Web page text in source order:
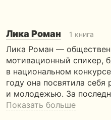
Лика Роман 1 книга
Лика Роман —
мотивационный спикер,
в национальном
году она посвятила
и молодежью. За
Показать больше